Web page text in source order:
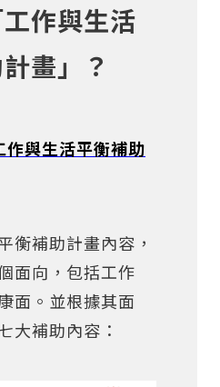
作與生活
畫」？
作與生活平衡補助
衡補助計畫內容，
面向，包括工作
面。並根據其面
大補助內容：